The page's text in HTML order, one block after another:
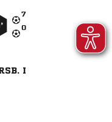


I